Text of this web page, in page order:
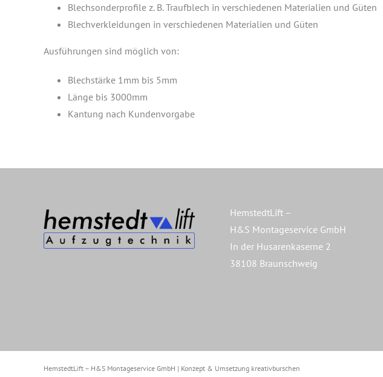
Blechsonderprofile z. B. Traufblech in verschiedenen Materialien und Güten
Blechverkleidungen in verschiedenen Materialien und Güten
Ausführungen sind möglich von:
Blechstärke 1mm bis 5mm
Länge bis 3000mm
Kantung nach Kundenvorgabe
HemstedtLift –
H&S Montageservice GmbH
In der Husarenkaserne 2
38108 Braunschweig
HemstedtLift – H&S Montageservice GmbH | Konzept & Umsetzung kreativburschen